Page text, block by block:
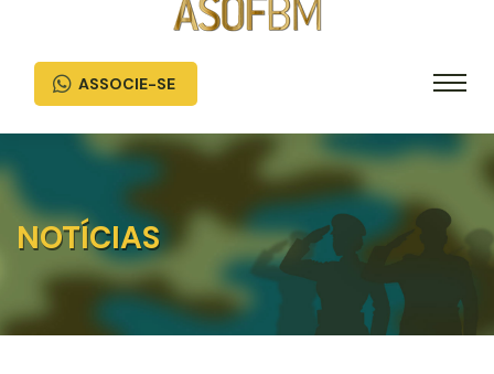
ASSOCIE-SE
NOTÍCIAS